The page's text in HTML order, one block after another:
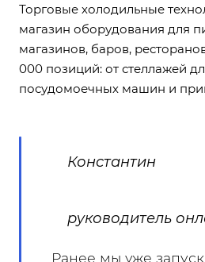
Торговые холодильные
магазин оборудования для
магазинов, баров,
000 позиций: от стеллажей
посудомоечных машин и
Константин
руководитель
Ранее мы уже